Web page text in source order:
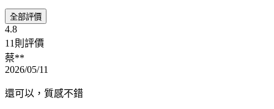
全部評價
4.8
11則評價
蔡**
2026/05/11
還可以，質感不錯